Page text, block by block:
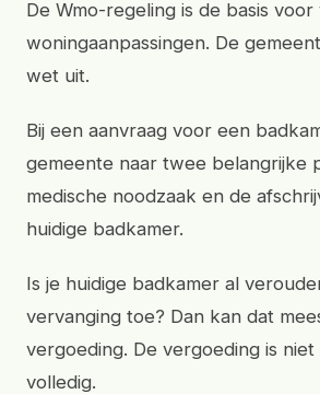
De Wmo-regeling is de basis
woningaanpassingen. De
wet uit.
Bij een aanvraag voor een
gemeente naar twee belangrijke
medische noodzaak en de
huidige badkamer.
Is je huidige badkamer al
vervanging toe? Dan kan dat
vergoeding. De vergoeding is niet
volledig.